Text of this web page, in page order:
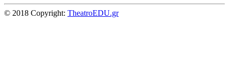
© 2018 Copyright: TheatroEDU.gr